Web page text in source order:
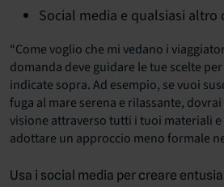
Social media e qualsiasi
“Come voglio che mi vedano i
domanda deve guidare le tue scelte
indicate sopra. Ad esempio, se vuoi
fuga al mare serena e rilassante,
visione attraverso tutti i tuoi materiali
adottare un approccio meno formale
Usa i social media per creare